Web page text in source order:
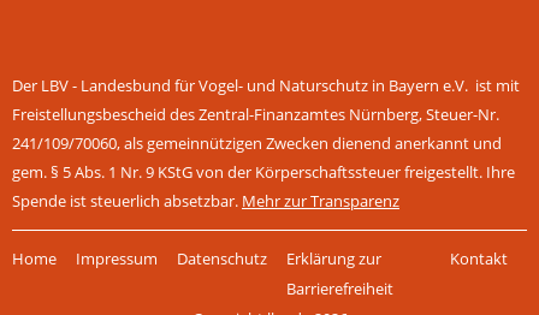
Der LBV - Landesbund für Vogel- und Naturschutz in Bayern e.V. ist mit
Freistellungsbescheid des Zentral-Finanzamtes Nürnberg, Steuer-Nr.
241/109/70060, als gemeinnützigen Zwecken dienend anerkannt und
gem. § 5 Abs. 1 Nr. 9 KStG von der Körperschaftssteuer freigestellt. Ihre
Spende ist steuerlich absetzbar. Mehr zur Transparenz
überspringen
Home Impressum Datenschutz
Erklärung zur
Barrierefreiheit
Kontakt